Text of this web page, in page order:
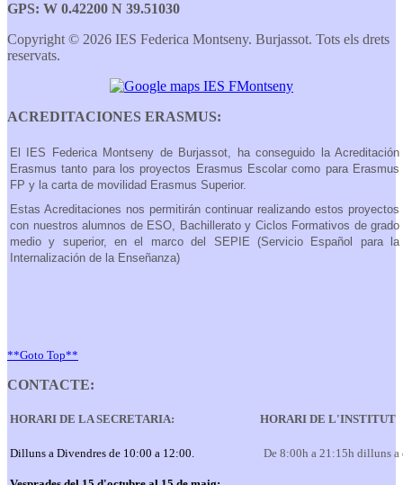
GPS: W 0.42200 N 39.51030
Copyright © 2026 IES Federica Montseny. Burjassot. Tots els drets
reservats.
ACREDITACIONES ERASMUS:
El IES Federica Montseny de Burjassot, ha conseguido la Acreditación
Erasmus tanto para los proyectos Erasmus Escolar como para Erasmus
FP y la carta de movilidad Erasmus Superior.
Estas Acreditaciones nos permitirán continuar realizando estos proyectos
con nuestros alumnos de ESO, Bachillerato y Ciclos Formativos de grado
medio y superior, en el marco del SEPIE (Servicio Español para la
Internalización de la Enseñanza)
**Goto Top**
CONTACTE:
HORARI DE LA SECRETARIA: HORARI DE L'INSTITUT
Dilluns a Divendres de 10:00 a 12:00. De 8:00h a 21:15h dilluns a